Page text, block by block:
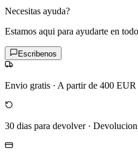
Necesitas ayuda?
Estamos aqui para ayudarte en
Escribenos
Envio gratis · A partir de 400 EUR
30 dias para devolver· Devolucion